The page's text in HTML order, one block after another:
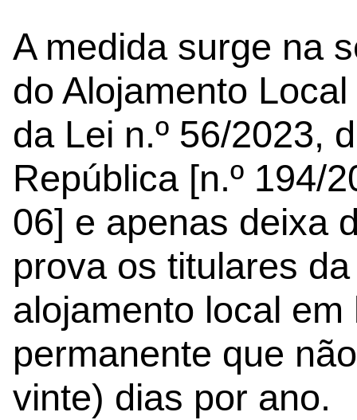
A medida surge na
do Alojamento
da Lei n.º 56/2023,
República [n.º 194/
06] e apenas deixa
prova os titulares
alojamento local
permanente que
vinte) dias por ano.